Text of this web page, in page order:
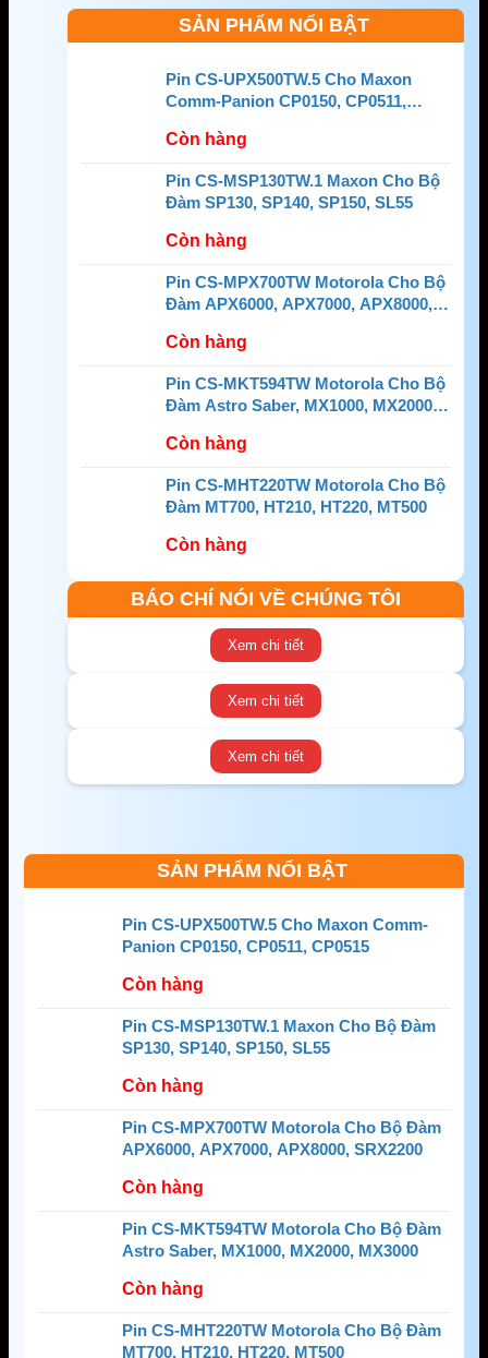
SẢN PHẨM NỔI BẬT
Pin CS-UPX500TW.5 Cho Maxon
Comm-Panion CP0150, CP0511,
Còn hàng
Pin CS-MSP130TW.1 Maxon Cho Bộ
Đàm SP130, SP140, SP150, SL55
Còn hàng
Pin CS-MPX700TW Motorola Cho Bộ
Đàm APX6000, APX7000, APX8000,
Còn hàng
Pin CS-MKT594TW Motorola Cho Bộ
Đàm Astro Saber, MX1000, MX2000,
Còn hàng
Pin CS-MHT220TW Motorola Cho Bộ
Đàm MT700, HT210, HT220, MT500
Còn hàng
BÁO CHÍ NÓI VỀ CHÚNG TÔI
Xem chi tiết
Xem chi tiết
Xem chi tiết
SẢN PHẨM NỔI BẬT
Pin CS-UPX500TW.5 Cho Maxon Comm-
Panion CP0150, CP0511, CP0515
Còn hàng
Pin CS-MSP130TW.1 Maxon Cho Bộ Đàm
SP130, SP140, SP150, SL55
Còn hàng
Pin CS-MPX700TW Motorola Cho Bộ Đàm
APX6000, APX7000, APX8000, SRX2200
Còn hàng
Pin CS-MKT594TW Motorola Cho Bộ Đàm
Astro Saber, MX1000, MX2000, MX3000
Còn hàng
Pin CS-MHT220TW Motorola Cho Bộ Đàm
MT700, HT210, HT220, MT500